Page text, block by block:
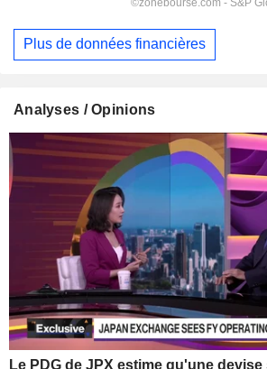
Plus de données financières
Analyses / Opinions
Le PDG de JPX estime qu'une